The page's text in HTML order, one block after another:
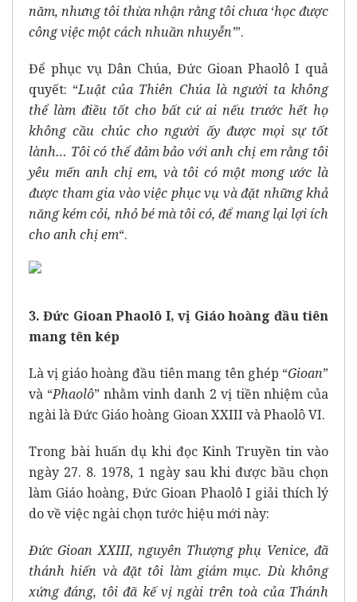
năm, nhưng tôi thừa nhận rằng tôi chưa ‘học được
công việc một cách nhuần nhuyễn’”.
Để phục vụ Dân Chúa, Đức Gioan Phaolô I quả
quyết: “Luật của Thiên Chúa là người ta không
thể làm điều tốt cho bất cứ ai nếu trước hết họ
không cầu chúc cho người ấy được mọi sự tốt
lành… Tôi có thể đảm bảo với anh chị em rằng tôi
yêu mến anh chị em, và tôi có một mong ước là
được tham gia vào việc phục vụ và đặt những khả
năng kém cỏi, nhỏ bé mà tôi có, để mang lại lợi ích
cho anh chị em“.
3. Đức Gioan Phaolô I, vị Giáo hoàng đầu tiên
mang tên kép
Là vị giáo hoàng đầu tiên mang tên ghép “Gioan”
và “Phaolô” nhằm vinh danh 2 vị tiền nhiệm của
ngài là Đức Giáo hoàng Gioan XXIII và Phaolô VI.
Trong bài huấn dụ khi đọc Kinh Truyền tin vào
ngày 27. 8. 1978, 1 ngày sau khi được bầu chọn
làm Giáo hoàng, Đức Gioan Phaolô I giải thích lý
do về việc ngài chọn tước hiệu mới này:
Đức Gioan XXIII, nguyên Thượng phụ Venice, đã
thánh hiến và đặt tôi làm giám mục. Dù không
xứng đáng, tôi đã kế vị ngài trên toà của Thánh